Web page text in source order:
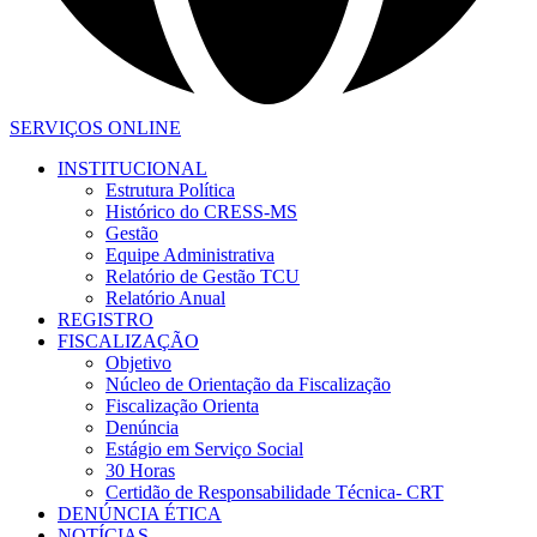
SERVIÇOS ONLINE
INSTITUCIONAL
Estrutura Política
Histórico do CRESS-MS
Gestão
Equipe Administrativa
Relatório de Gestão TCU
Relatório Anual
REGISTRO
FISCALIZAÇÃO
Objetivo
Núcleo de Orientação da Fiscalização
Fiscalização Orienta
Denúncia
Estágio em Serviço Social
30 Horas
Certidão de Responsabilidade Técnica- CRT
DENÚNCIA ÉTICA